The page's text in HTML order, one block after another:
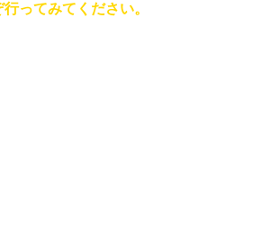
ってみてください。